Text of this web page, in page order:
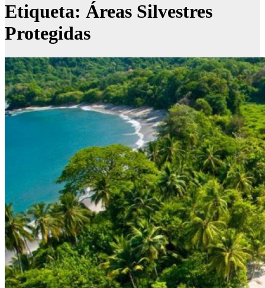
Etiqueta: Áreas Silvestres
Protegidas